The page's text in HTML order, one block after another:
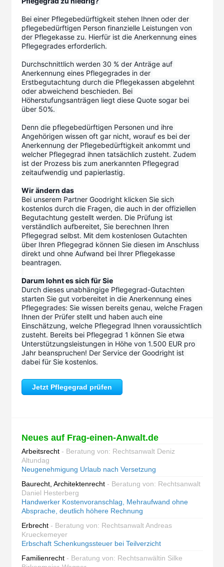
Bei einer Pflegebedürftigkeit stehen Ihnen oder der
pflegebedürftigen Person finanzielle Leistungen von
der Pflegekasse zu. Hierfür ist die Anerkennung eines
Pflegegrades erforderlich.
Durchschnittlich werden 30 % der Anträge auf
Anerkennung eines Pflegegrades in der
Erstbegutachtung durch die Pflegekassen abgelehnt
oder abweichend beschieden. Bei
Höherstufungsanträgen liegt diese Quote sogar bei
über 50%.
Denn die pflegebedürftigen Personen und ihre
Angehörigen wissen oft gar nicht, worauf es bei der
Anerkennung der Pflegebedürftigkeit ankommt und
welcher Pflegegrad ihnen tatsächlich zusteht. Zudem
ist der Prozess bis zum anerkannten Pflegegrad
zeitaufwendig und papierlastig.
Wir ändern das
Bei unserem Partner Goodright klicken Sie sich
kostenlos durch die Fragen, die auch in der offiziellen
Begutachtung gestellt werden. Die Prüfung ist
verständlich aufbereitet, Sie berechnen Ihren
Pflegegrad selbst. Mit dem kostenlosen Gutachten
über Ihren Pflegegrad können Sie diesen im Anschluss
direkt und ohne Aufwand bei Ihrer Pflegekasse
beantragen.
Darum lohnt es sich für Sie
Durch dieses unabhängige Pflegegrad-Gutachten
starten Sie gut vorbereitet in die Anerkennung eines
Pflegegrades: Sie wissen bereits genau, welche Fragen
Ihnen der Prüfer stellt und haben auch eine
Einschätzung, welche Pflegegrad Ihnen voraussichtlich
zusteht. Bereits bei Pflegegrad 1 können Sie etwa
Unterstützungsleistungen in Höhe von 1.500 EUR pro
Jahr beanspruchen! Der Service der Goodright ist
dabei für Sie kostenlos.
Jetzt Pflegegrad prüfen
Neues auf Frag-einen-Anwalt.de
Arbeitsrecht - Beratung von: Rechtsanwalt Deniz
Altundag
Neugenehmigung Urlaub nach Versetzung
Baurecht, Architektenrecht - Beratung von: Rechtsanwalt
Daniel Hesterberg
Handwerker Kostenvoranschlag, Mehraufwand ohne
Absprache, deutlich höhere Rechnung
Erbrecht - Beratung von: Rechtsanwalt Andreas
Krueckemeyer
Erbschaft Schenkungssteuer bei Teilverzicht
Familienrecht - Beratung von: Rechtsanwältin Silke